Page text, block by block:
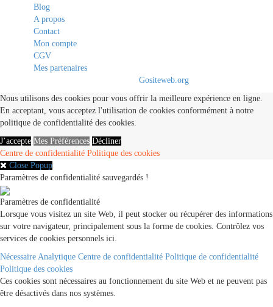
Blog
A propos
Contact
Mon compte
CGV
Mes partenaires
Gositeweb.org
Nous utilisons des cookies pour vous offrir la meilleure expérience en ligne.
En acceptant, vous acceptez l'utilisation de cookies conformément à notre
politique de confidentialité des cookies.
J’accepte Mes Préférences Décliner
Centre de confidentialité Politique des cookies
Close Popup
Paramètres de confidentialité sauvegardés !
Paramètres de confidentialité
Lorsque vous visitez un site Web, il peut stocker ou récupérer des informations
sur votre navigateur, principalement sous la forme de cookies. Contrôlez vos
services de cookies personnels ici.
Nécessaire Analytique Centre de confidentialité Politique de confidentialité
Politique des cookies
Ces cookies sont nécessaires au fonctionnement du site Web et ne peuvent pas
être désactivés dans nos systèmes.